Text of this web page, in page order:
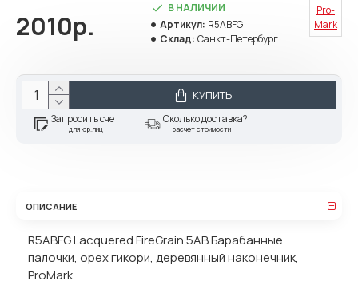
2010р.
В НАЛИЧИИ
Артикул: R5ABFG
Склад: Санкт-Петербург
Pro-
Mark
КУПИТЬ
Запросить счет
для юр.лиц
Сколько доставка?
расчет стоимости
ОПИСАНИЕ
R5ABFG Lacquered FireGrain 5AB Барабанные
палочки, орех гикори, деревянный наконечник,
ProMark